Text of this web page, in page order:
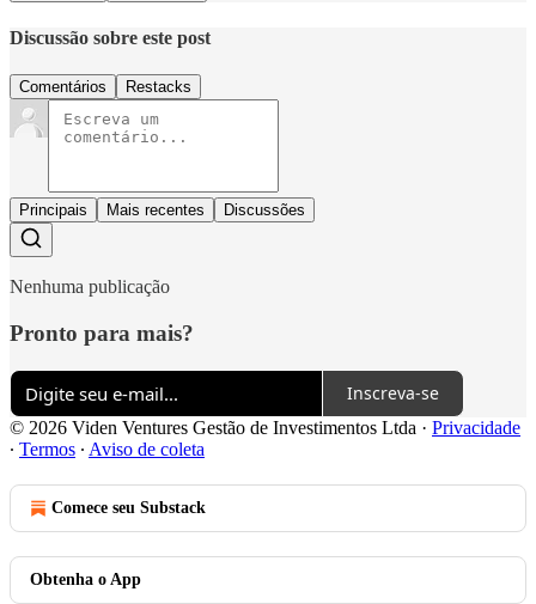
Discussão sobre este post
Comentários Restacks
Principais Mais recentes Discussões
Nenhuma publicação
Pronto para mais?
Inscreva-se
© 2026 Viden Ventures Gestão de Investimentos Ltda · Privacidade
∙ Termos ∙ Aviso de coleta
Comece seu Substack
Obtenha o App